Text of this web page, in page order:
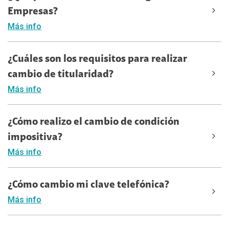
Empresas?
Más info
¿Cuáles son los requisitos para realizar
cambio de titularidad?
Más info
¿Cómo realizo el cambio de condición
impositiva?
Más info
¿Cómo cambio mi clave telefónica?
Más info